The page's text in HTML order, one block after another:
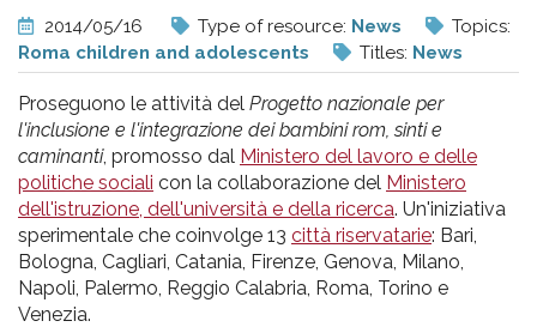
analisi
pr
l'infanzia
e
l'adolescenza
2014/05/16 Type of resource: News
Topics:
Roma children and adolescents
Titles: News
Proseguono le attività del Progetto nazionale per
l'inclusione e l'integrazione dei bambini rom, sinti e
caminanti, promosso dal Ministero del lavoro e delle
politiche sociali con la collaborazione del Ministero
dell'istruzione, dell'università e della ricerca. Un'iniziativa
sperimentale che coinvolge 13 città riservatarie: Bari,
Bologna, Cagliari, Catania, Firenze, Genova, Milano,
Napoli, Palermo, Reggio Calabria, Roma, Torino e
Venezia.